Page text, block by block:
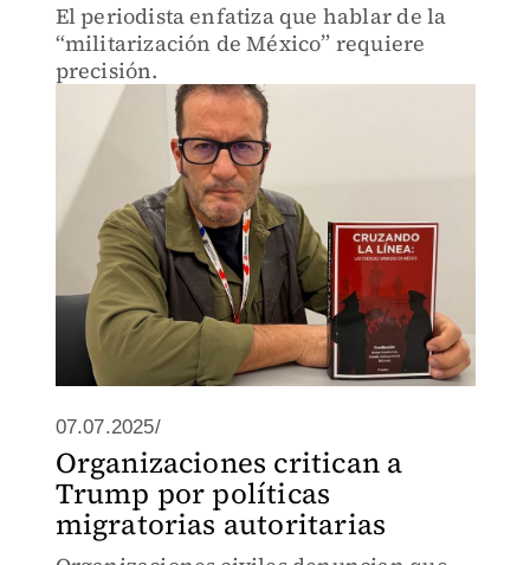
El periodista enfatiza que hablar de la
“militarización de México” requiere
precisión.
07.07.2025/
Organizaciones critican a
Trump por políticas
migratorias autoritarias